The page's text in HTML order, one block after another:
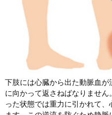
下肢には心臓から出た動脈血
に向かって返さねばなりませ
った状態では重力に引かれて